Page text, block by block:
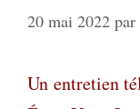
20 mai 2022 par
Un entretien